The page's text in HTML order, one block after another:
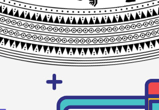
nào cũng có giá trị cho SEO. Bạn